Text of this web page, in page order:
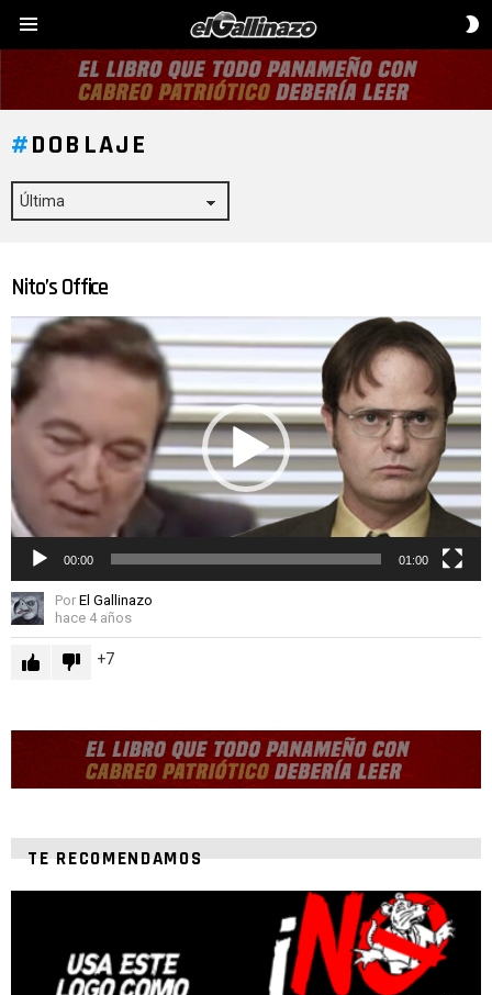
DOBLAJE
ÚLTIMAS
Nito’s Office
Reproductor
de
vídeo
00:00 01:00
Por El Gallinazo
hace 4 años
7
TE RECOMENDAMOS